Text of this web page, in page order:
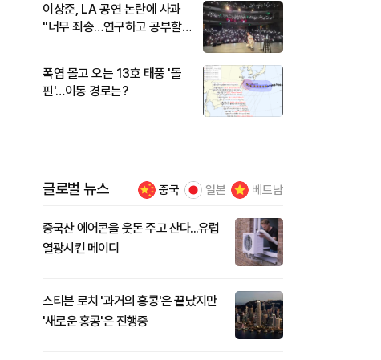
이상준, LA 공연 논란에 사과
"너무 죄송…연구하고 공부할
폭염 몰고 오는 13호 태풍 '돌
핀'…이동 경로는?
글로벌 뉴스 중국 일본 베트남
중국산 에어콘을 웃돈 주고 산다...유럽
열광시킨 메이디
스티븐 로치 '과거의 홍콩'은 끝났지만
'새로운 홍콩'은 진행중